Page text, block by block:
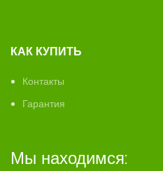
КАК КУПИТЬ
Контакты
Гарантия
Мы находимся: